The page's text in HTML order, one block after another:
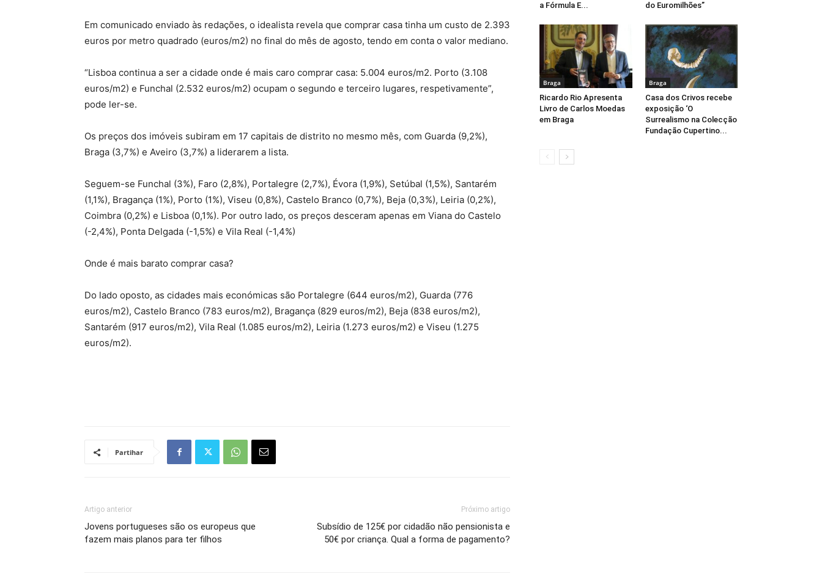
Em comunicado enviado às redações, o idealista revela que comprar casa tinha um custo de 2.393
euros por metro quadrado (euros/m2) no final do mês de agosto, tendo em conta o valor mediano.
“Lisboa continua a ser a cidade onde é mais caro comprar casa: 5.004 euros/m2. Porto (3.108
euros/m2) e Funchal (2.532 euros/m2) ocupam o segundo e terceiro lugares, respetivamente”,
pode ler-se.
Os preços dos imóveis subiram em 17 capitais de distrito no mesmo mês, com Guarda (9,2%),
Braga (3,7%) e Aveiro (3,7%) a liderarem a lista.
Seguem-se Funchal (3%), Faro (2,8%), Portalegre (2,7%), Évora (1,9%), Setúbal (1,5%), Santarém
(1,1%), Bragança (1%), Porto (1%), Viseu (0,8%), Castelo Branco (0,7%), Beja (0,3%), Leiria (0,2%),
Coimbra (0,2%) e Lisboa (0,1%). Por outro lado, os preços desceram apenas em Viana do Castelo
(-2,4%), Ponta Delgada (-1,5%) e Vila Real (-1,4%)
Onde é mais barato comprar casa?
Do lado oposto, as cidades mais económicas são Portalegre (644 euros/m2), Guarda (776
euros/m2), Castelo Branco (783 euros/m2), Bragança (829 euros/m2), Beja (838 euros/m2),
Santarém (917 euros/m2), Vila Real (1.085 euros/m2), Leiria (1.273 euros/m2) e Viseu (1.275
euros/m2).
Partihar
Artigo anterior
Jovens portugueses são os europeus que
fazem mais planos para ter filhos
Próximo artigo
Subsídio de 125€ por cidadão não pensionista e
50€ por criança. Qual a forma de pagamento?
a Fórmula E...
do Euromilhões”
Braga
Ricardo Rio Apresenta
Livro de Carlos Moedas
em Braga
Braga
Casa dos Crivos recebe
exposição ‘O
Surrealismo na Colecção
Fundação Cupertino...